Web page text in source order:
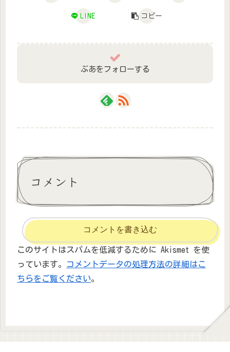
LINE コピー
ぶあをフォローする
コメント
コメントを書き込む
このサイトはスパムを低減するために Akismet を使
っています。
コメントデータの処理方法の詳細はこ
ちらをご覧ください。